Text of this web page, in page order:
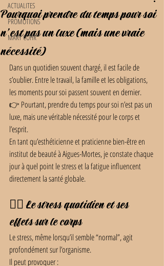
ACTUALITES
PROMOTIONS
MARY COHR
Pourquoi prendre du temps pour soi
n’est pas un luxe (mais une vraie
nécessité)
Dans un quotidien souvent chargé, il est facile de
s’oublier. Entre le travail, la famille et les obligations,
les moments pour soi passent souvent en dernier.
👉 Pourtant, prendre du temps pour soi n’est pas un
luxe, mais une véritable nécessité pour le corps et
l’esprit.
En tant qu’esthéticienne et praticienne bien-être en
institut de beauté à Aigues-Mortes, je constate chaque
jour à quel point le stress et la fatigue influencent
directement la santé globale.
😮‍💨 Le stress quotidien et ses
effets sur le corps
Le stress, même lorsqu’il semble “normal”, agit
profondément sur l’organisme.
Il peut provoquer :